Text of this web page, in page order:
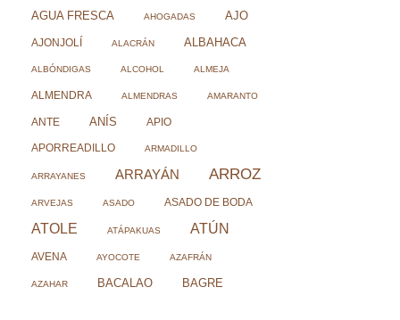
AGUA FRESCA AHOGADAS AJO
AJONJOLÍ ALACRÁN ALBAHACA
ALBÓNDIGAS ALCOHOL ALMEJA
ALMENDRA ALMENDRAS AMARANTO
ANTE ANÍS APIO
APORREADILLO ARMADILLO
ARRAYANES ARRAYÁN ARROZ
ARVEJAS ASADO ASADO DE BODA
ATOLE ATÁPAKUAS ATÚN
AVENA AYOCOTE AZAFRÁN
AZAHAR BACALAO BAGRE